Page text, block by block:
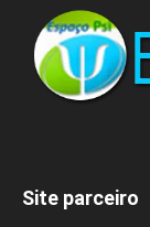
Site parceiro